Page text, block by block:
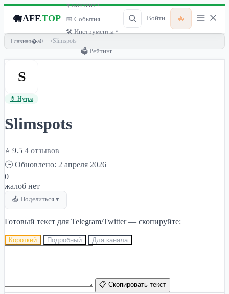
🐗AFF.TOP
🎙 Контент ▾
📅 События
🛠 Инструменты ▾
🗳 Рейтинг
Войти 🔥
Главная ›Slimspots
S
💊 Нутра
Slimspots
⭐ 9.5 4 отзывов
🕒 Обновлено: 2 апреля 2026
0
жалоб нет
📤 Поделиться ▾
Готовый текст для Telegram/Twitter — скопируйте:
Короткий Подробный Для канала
📋 Скопировать текст